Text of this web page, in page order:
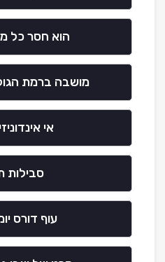
הוא חסר כל
מושבה ברמת
אי
סבילות
עוף דורס